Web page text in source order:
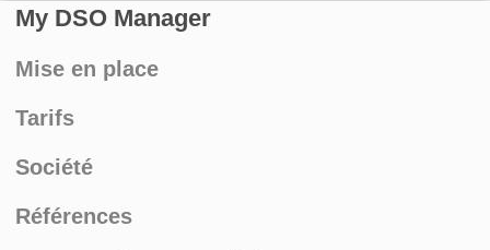
My DSO Manager
Mise en place
Tarifs
Société
Références